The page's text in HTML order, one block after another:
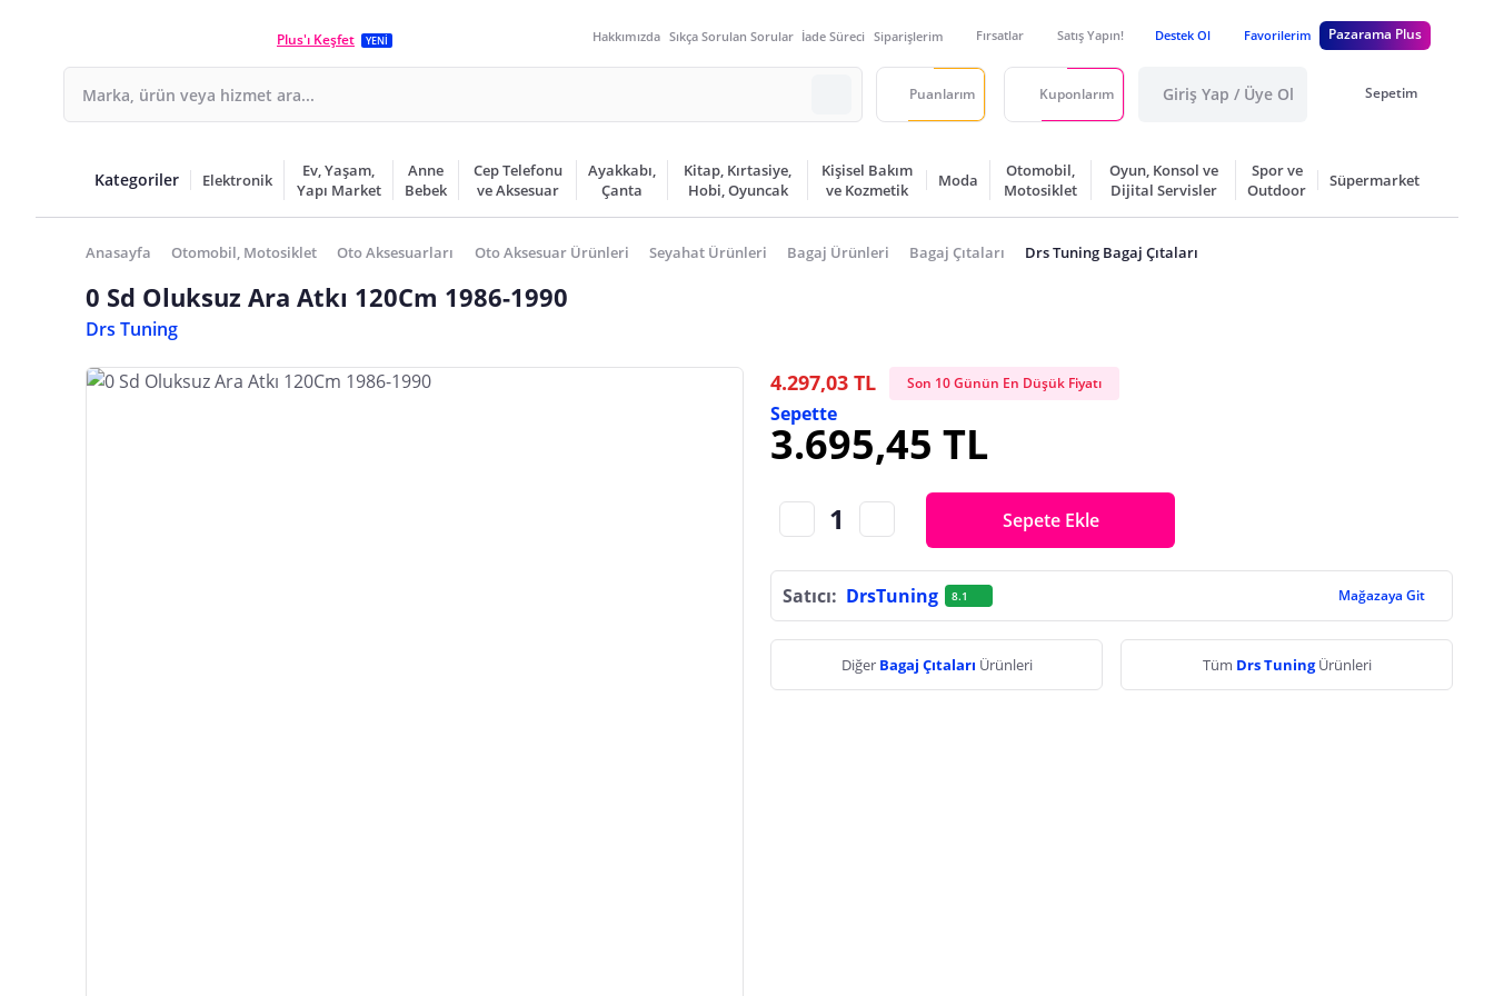
Plus'ı Keşfet YENİ Hakkımızda Sıkça Sorulan Sorular İade Süreci Siparişlerim Fırsatlar Satış Yapın! Destek Ol Favorilerim Pazarama Plus
Puanlarım Kuponlarım Giriş Yap / Üye Ol Sepetim
Kategoriler Elektronik
Ev, Yaşam,
Yapı Market
Anne
Bebek
Cep Telefonu
ve Aksesuar
Ayakkabı,
Çanta
Kitap, Kırtasiye,
Hobi, Oyuncak
Kişisel Bakım
ve Kozmetik
Moda
Otomobil,
Motosiklet
Oyun, Konsol ve
Dijital Servisler
Spor ve
Outdoor
Süpermarket
Anasayfa Otomobil, Motosiklet Oto Aksesuarları Oto Aksesuar Ürünleri Seyahat Ürünleri Bagaj Ürünleri Bagaj Çıtaları Drs Tuning Bagaj Çıtaları
0 Sd Oluksuz Ara Atkı 120Cm 1986-1990
Drs Tuning
4.297,03 TL Son 10 Günün En Düşük Fiyatı
Sepette
3.695,45 TL
Sepete Ekle
Satıcı: DrsTuning 8.1 Mağazaya Git
Diğer Bagaj Çıtaları Ürünleri Tüm Drs TuningÜrünleri